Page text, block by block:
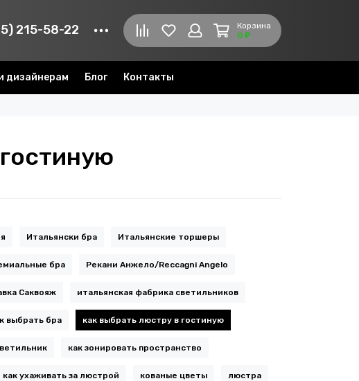
215-58-22
Корзина
0 ₽
дизайнерам Блог Контакты
Итальянски бра Итальянские торшеры
бра Рекани Анжело/Reccagni Angelo
Саквояж итальянская фабрика светильников
выбрать бра как выбрать люстру в гостиную
как зонировать пространство
как ухаживать за люстрой кованые цветы люстра